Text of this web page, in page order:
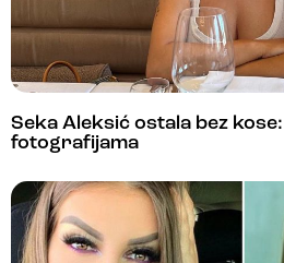
Seka Aleksić ostala bez
fotografijama